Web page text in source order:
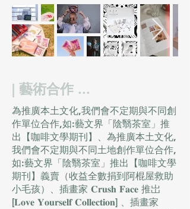
| 藝術合作 ...
為推廣本土文化,我們會不定期與不同創
作單位合作,如:藝文界「陰翳茶室」推
出【咖啡文學期刊】、為推廣本土文化,
我們會不定期與不同土地創作單位合作,
如:藝文界「陰翳茶室」推出【咖啡文學
期刊】義賣（收益全數捐到阿棍屋救助
小毛孩）、插畫家 𝐂𝐫𝐮𝐬𝐡 𝐅𝐚𝐜𝐞 推岀
[𝐋𝐨𝐯𝐞 𝐘𝐨𝐮𝐫𝐬𝐞𝐥𝐟 𝐂𝐨𝐥𝐥𝐞𝐜𝐭𝐢𝐨𝐧] 、插畫家